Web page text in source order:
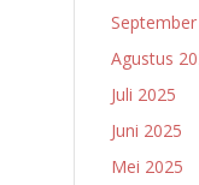
Agustus
Juli 2025
Juni 2025
Mei 2025